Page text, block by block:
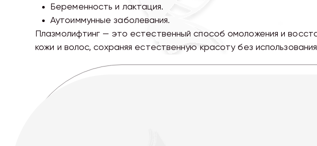
Беременность и лактация.
Аутоиммунные заболевания.
Плазмолифтинг — это естественный способ омоложения и
кожи и волос, сохраняя естественную красоту без